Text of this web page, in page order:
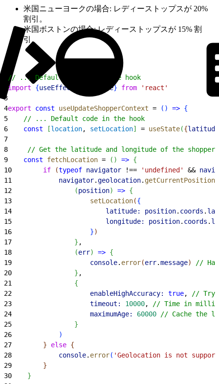
米国ニューヨークの場合: レディーストップスが 20%
割引。
米国ボストンの場合: レディーストップスが 15% 割
引。
// ... Default imports in the hook
import {useEffect useState} from 'react'
3
4export const useUpdateShopperContext = ( ) => {
5
    // ... Default code in the hook
6
    const
[location, setLocation] = useState({
7
8
// Get the latitude and longitude of the
9
    const
fetchLocation = ( ) => {
10
        if
(typeof navigator !== 'undefined' &&
11
            navigator
.geolocation. getCurrentPosition
12
(position) => {
13
                    setLocation
({
14
                        latitude:
position. coords .
15
                        longitude:
position. coords .
16
})
17
} ,
18
(err) => {
19
                    console
. error(err.message)
//
20
} ,
21
{
22
                    enableHighAccuracy:
true,
// Try
23
                    timeout:
10000,
// Time in
24
                    maximumAge:
60000 // Cache the
25
}
26
)
27
} else {
28
            console
. error( 'Geolocation is not
29
}
30
}